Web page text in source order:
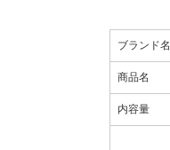
ブランド名
商品名
内容量